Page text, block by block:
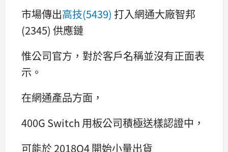
市場傳出高技(5439) 打入網通大廠智邦
(2345) 供應鏈
惟公司官方，對於客戶名稱並沒有正面表
示。
在網通產品方面，
400G Switch 用板公司積極送樣認證中，
可能於 2018Q4 開始小量出貨